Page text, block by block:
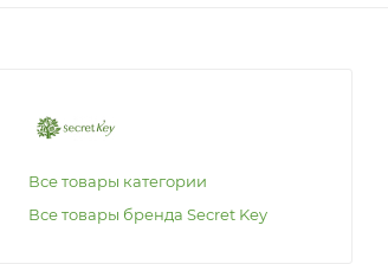
Все товары категории
Все товары бренда Secret Key